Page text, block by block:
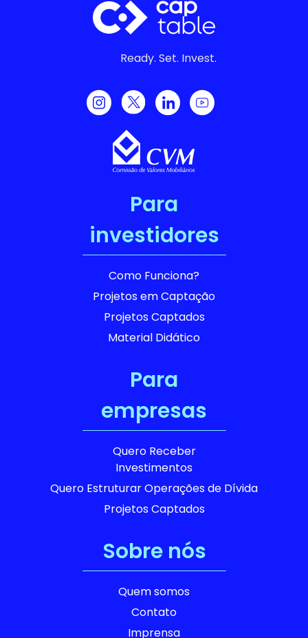
Ready. Set. Invest.
Para
investidores
Como Funciona?
Projetos em Captação
Projetos Captados
Material Didático
Para
empresas
Quero Receber
Investimentos
Quero Estruturar Operações de Dívida
Projetos Captados
Sobre nós
Quem somos
Contato
Imprensa